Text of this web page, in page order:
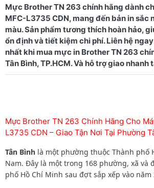
Mực Brother TN 263 chính hãng dành
MFC-L3735 CDN, mang đến bản in sắc
màu. Sản phẩm tương thích hoàn hảo,
ổn định và tiết kiệm chi phí. Liên hệ
nhất khi mua mực in Brother TN 263
Mực Brother TN 263 Chính Hãng Cho
L3735 CDN – Giao Tận Nơi Tại Phường
Tân Bình là một phường thuộc Thành phố
Nam. Đây là một trong 168 phường, xã và
phố Hồ Chí Minh sau đợt sắp xếp vào năm